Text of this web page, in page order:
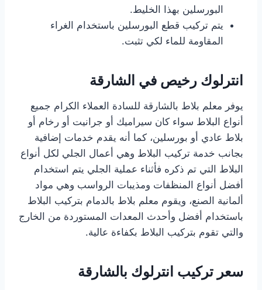
البورسلين بهذا الخليط.
يتم تركيب قطع البورسلين باستخدام الغراء
المقاومة للماء لكي تثبت.
انترلوك رخيص في الشارقة
يوفر معلم بلاط بالشارقة للسادة العملاء الكرام جميع
أنواع البلاط سواء كان سيراميك أو جرانيت أو رخام أو
بلاط عادي أو بورسلين، كما أنه يقدم خدمات إضافية
بجانب خدمة تركيب البلاط وهي أعمال الجلي لكل أنواع
البلاط التي تم ذكره فأثناء عملية الجلي يتم استخدام
أفضل أنواع المنظفات ومذيبات الرواسب وهي مواد
ألمانية الصنع، ويقوم معلم بلاط بالدمام بتركيب البلاط
باستخدام أفضل وأحدث المعدات المستوردة من الخارج
والتي تقوم بتركيب البلاط بكفاءة عالية.
سعر تركيب انترلوك بالشارقة